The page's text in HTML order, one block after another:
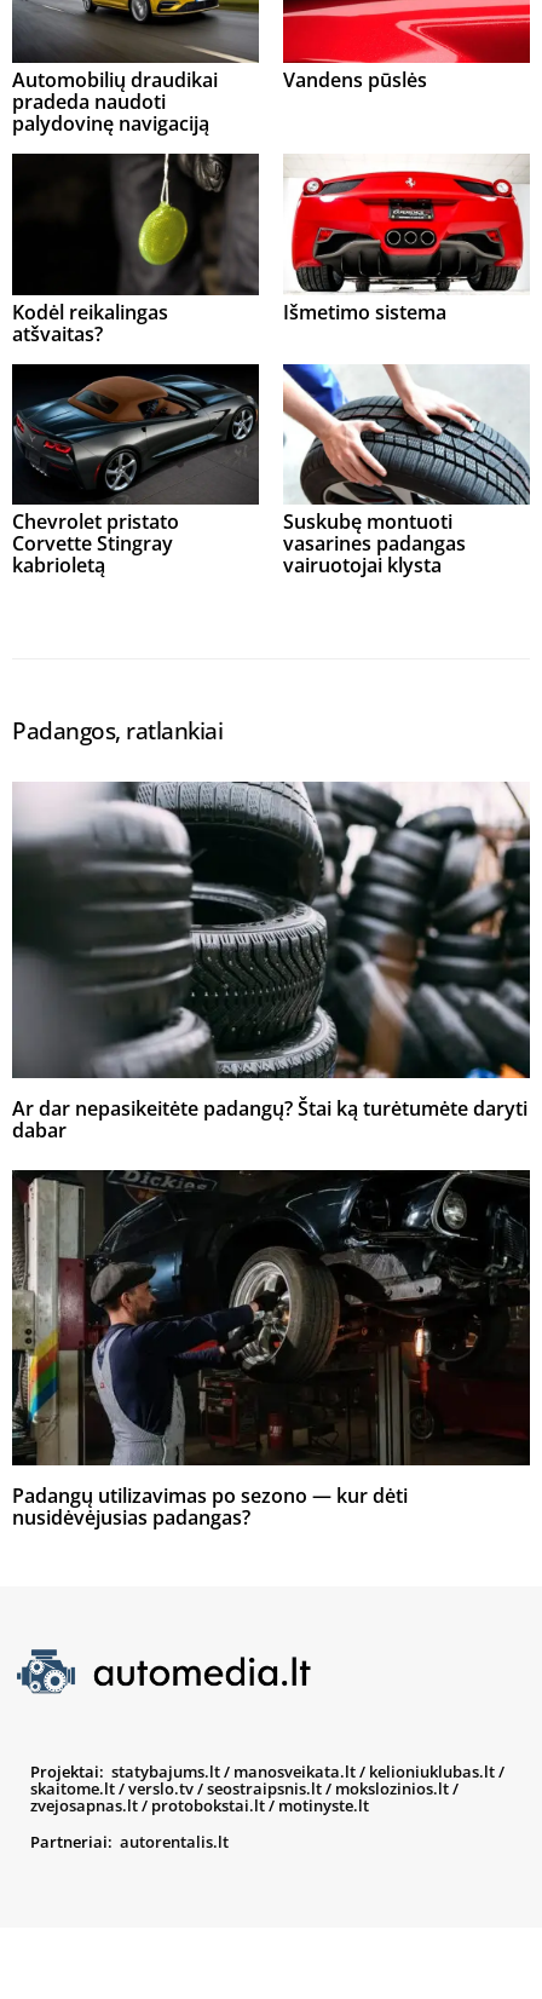
Automobilių draudikai
pradeda naudoti
palydovinę navigaciją
Vandens pūslės
Kodėl reikalingas
atšvaitas?
Išmetimo sistema
Chevrolet pristato
Corvette Stingray
kabrioletą
Suskubę montuoti
vasarines padangas
vairuotojai klysta
Padangos, ratlankiai
Ar dar nepasikeitėte padangų? Štai ką turėtumėte daryti
dabar
Padangų utilizavimas po sezono — kur dėti
nusidėvėjusias padangas?
Projektai: statybajums.lt/ manosveikata.lt/ kelioniuklubas.lt/
skaitome.lt/verslo.tv/seostraipsnis.lt/ mokslozinios.lt/
zvejosapnas.lt/ protobokstai.lt/ motinyste.lt
Partneriai: autorentalis.lt